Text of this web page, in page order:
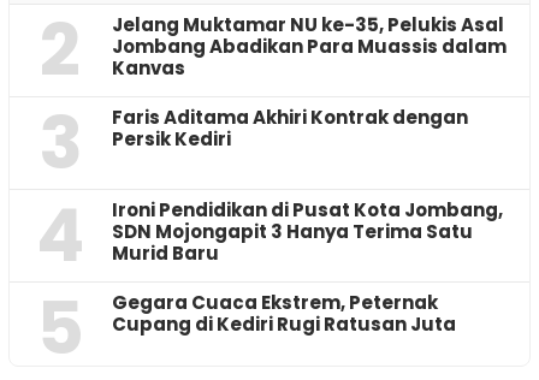
2
Jelang Muktamar NU ke-35, Pelukis Asal
Jombang Abadikan Para Muassis dalam
Kanvas
3
Faris Aditama Akhiri Kontrak dengan
Persik Kediri
4
Ironi Pendidikan di Pusat Kota Jombang,
SDN Mojongapit 3 Hanya Terima Satu
Murid Baru
5
‎Gegara Cuaca Ekstrem, Peternak
Cupang di Kediri Rugi Ratusan Juta